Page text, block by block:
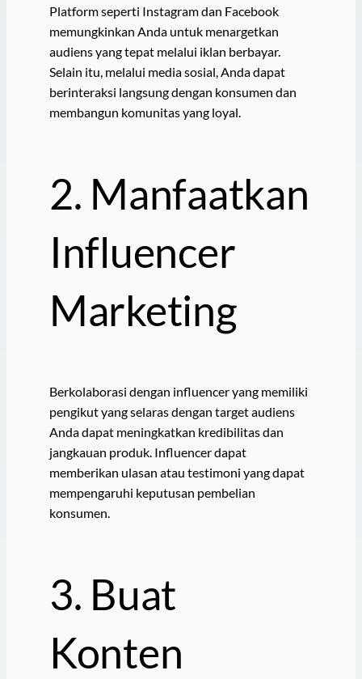
Platform seperti Instagram dan Facebook
memungkinkan Anda untuk menargetkan
audiens yang tepat melalui iklan berbayar.
Selain itu, melalui media sosial, Anda dapat
berinteraksi langsung dengan konsumen dan
membangun komunitas yang loyal.
2. Manfaatkan
Influencer
Marketing
Berkolaborasi dengan influencer yang memiliki
pengikut yang selaras dengan target audiens
Anda dapat meningkatkan kredibilitas dan
jangkauan produk. Influencer dapat
memberikan ulasan atau testimoni yang dapat
mempengaruhi keputusan pembelian
konsumen.
3. Buat
Konten